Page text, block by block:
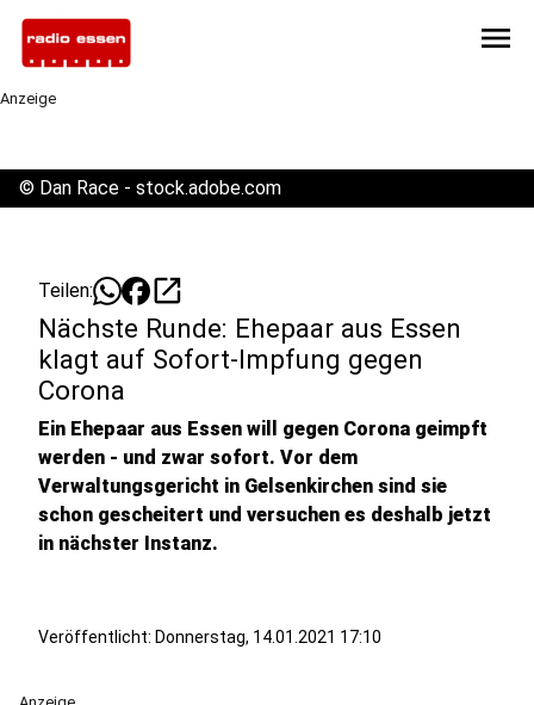
menu
Anzeige
© Dan Race - stock.adobe.com
Teilen: open_in_new
Nächste Runde: Ehepaar aus Essen
klagt auf Sofort-Impfung gegen
Corona
Ein Ehepaar aus Essen will gegen Corona geimpft
werden - und zwar sofort. Vor dem
Verwaltungsgericht in Gelsenkirchen sind sie
schon gescheitert und versuchen es deshalb jetzt
in nächster Instanz.
Veröffentlicht: Donnerstag, 14.01.2021 17:10